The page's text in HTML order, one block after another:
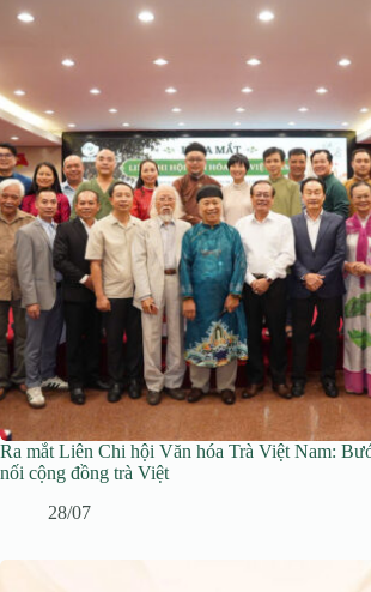
Ra mắt Liên Chi hội Văn hóa Trà Việt Nam:
nối cộng đồng trà Việt
28/07